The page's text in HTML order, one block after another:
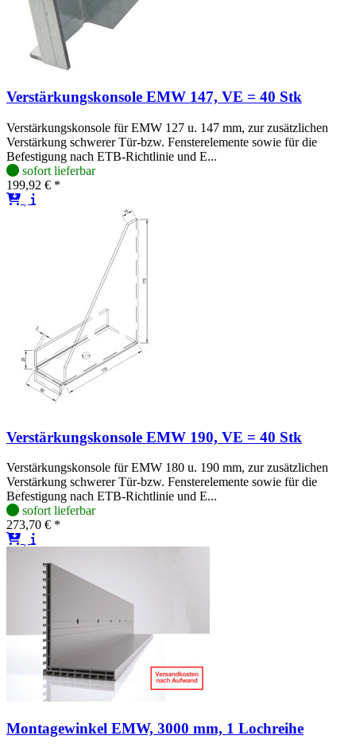
Verstärkungskonsole EMW 147, VE = 40 Stk
Verstärkungskonsole für EMW 127 u. 147 mm, zur zusätzlichen
Verstärkung schwerer Tür-bzw. Fensterelemente sowie für die
Befestigung nach ETB-Richtlinie und E...
sofort lieferbar
199,92 € *
Verstärkungskonsole EMW 190, VE = 40 Stk
Verstärkungskonsole für EMW 180 u. 190 mm, zur zusätzlichen
Verstärkung schwerer Tür-bzw. Fensterelemente sowie für die
Befestigung nach ETB-Richtlinie und E...
sofort lieferbar
273,70 € *
Montagewinkel EMW, 3000 mm, 1 Lochreihe